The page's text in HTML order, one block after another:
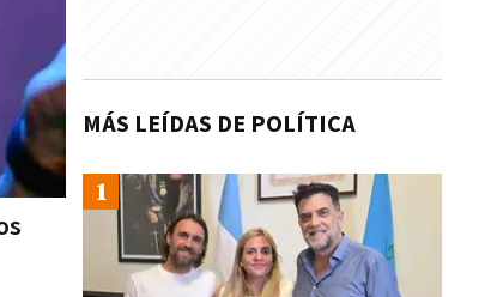
MÁS LEÍDAS DE POLÍTICA